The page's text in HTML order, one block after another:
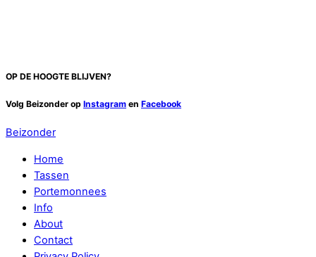
OP DE HOOGTE BLIJVEN?
Volg Beizonder op Instagram en Facebook
Beizonder
Home
Tassen
Portemonnees
Info
About
Contact